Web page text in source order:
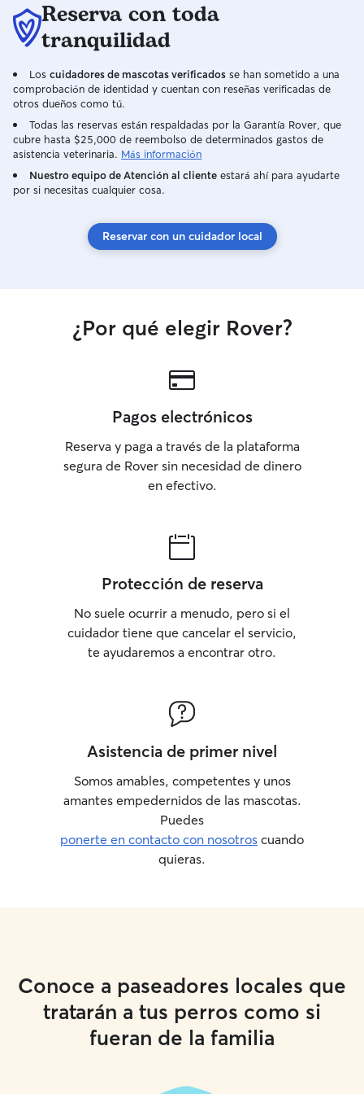
Reserva con toda
tranquilidad
Los cuidadores de mascotas verificados se han sometido a una
comprobación de identidad y cuentan con reseñas verificadas de
otros dueños como tú.
Todas las reservas están respaldadas por la Garantía Rover, que
cubre hasta $25,000 de reembolso de determinados gastos de
asistencia veterinaria. Más información
Nuestro equipo de Atención al cliente estará ahí para ayudarte
por si necesitas cualquier cosa.
Reservar con un cuidador local
¿Por qué elegir Rover?
Pagos electrónicos
Reserva y paga a través de la plataforma
segura de Rover sin necesidad de dinero
en efectivo.
Protección de reserva
No suele ocurrir a menudo, pero si el
cuidador tiene que cancelar el servicio,
te ayudaremos a encontrar otro.
Asistencia de primer nivel
Somos amables, competentes y unos
amantes empedernidos de las mascotas.
Puedes
ponerte en contacto con nosotros cuando
quieras.
Conoce a paseadores locales que
tratarán a tus perros como si
fueran de la familia